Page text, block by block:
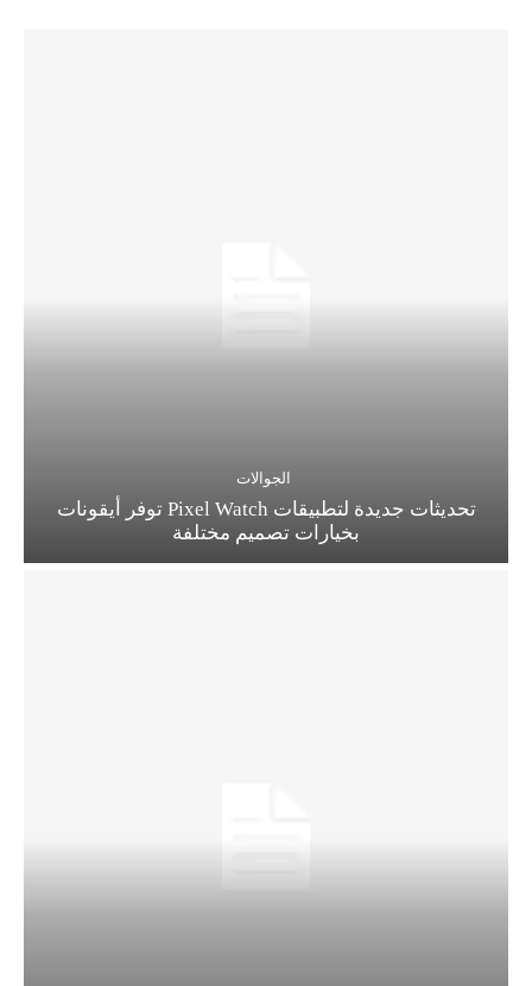
الجوالات
تحديثات جديدة لتطبيقات Pixel Watch توفر أيقونات
بخيارات تصميم مختلفة